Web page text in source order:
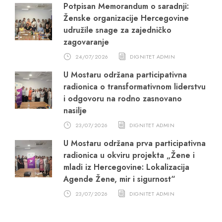
Potpisan Memorandum o saradnji:
Ženske organizacije Hercegovine
udružile snage za zajedničko
zagovaranje
24/07/2026 DIGNITET ADMIN
U Mostaru održana participativna
radionica o transformativnom liderstvu
i odgovoru na rodno zasnovano
nasilje
23/07/2026 DIGNITET ADMIN
U Mostaru održana prva participativna
radionica u okviru projekta „Žene i
mladi iz Hercegovine: Lokalizacija
Agende Žene, mir i sigurnost“
23/07/2026 DIGNITET ADMIN